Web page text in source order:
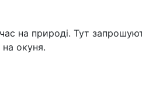
на природі. Тут
окуня.